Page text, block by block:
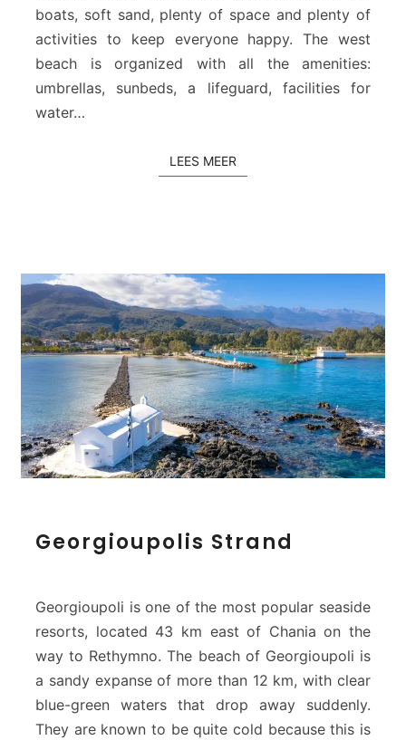
e
a
c
h
boats, soft sand, plenty of space and plenty of
activities to keep everyone happy. The west
beach is organized with all the amenities:
umbrellas, sunbeds, a lifeguard, facilities for
water…
LEES MEER
e
g
u
p
o
l
Georgioupolis Strand
Georgioupoli is one of the most popular seaside
resorts, located 43 km east of Chania on the
way to Rethymno. The beach of Georgioupoli is
a sandy expanse of more than 12 km, with clear
blue-green waters that drop away suddenly.
They are known to be quite cold because this is